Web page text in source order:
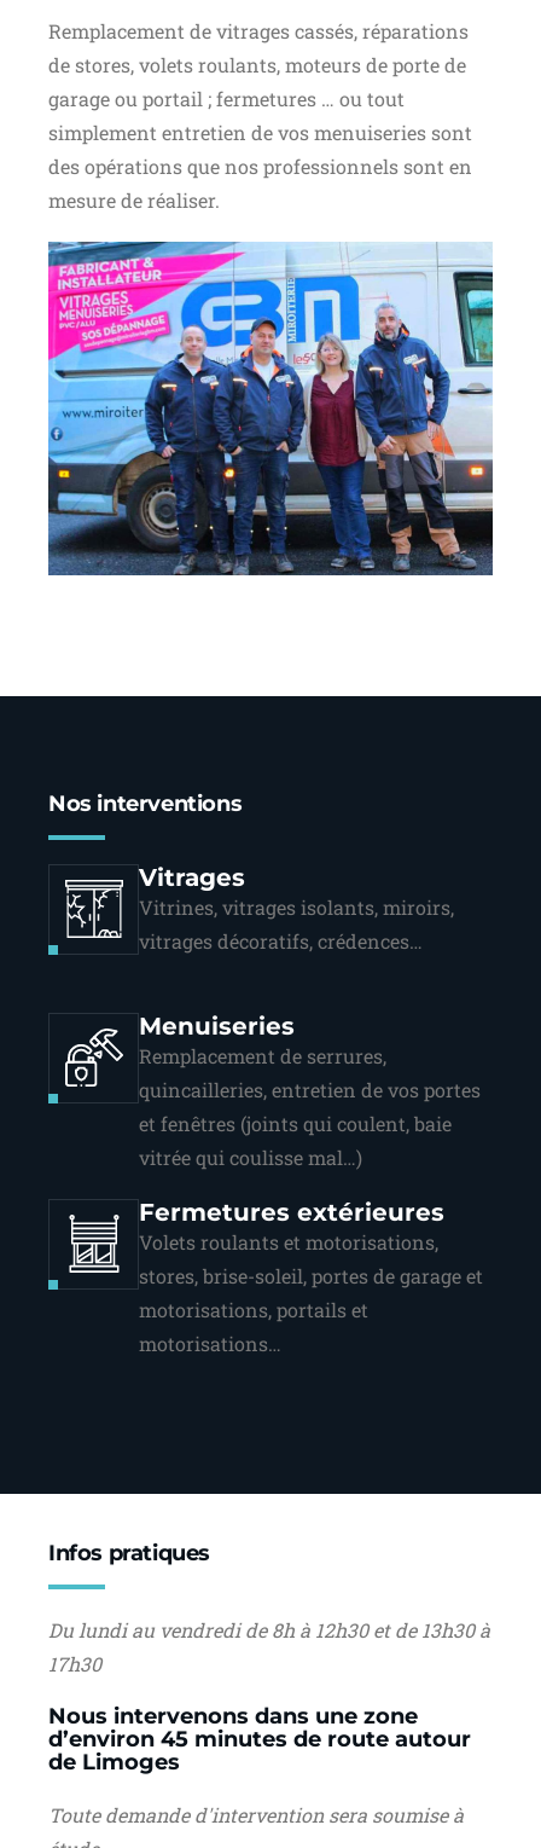
Remplacement de vitrages cassés, réparations
de stores, volets roulants, moteurs de porte de
garage ou portail ; fermetures … ou tout
simplement entretien de vos menuiseries sont
des opérations que nos professionnels sont en
mesure de réaliser.
Nos interventions
Vitrages
Vitrines, vitrages isolants, miroirs,
vitrages décoratifs, crédences…
Menuiseries
Remplacement de serrures,
quincailleries, entretien de vos portes
et fenêtres (joints qui coulent, baie
vitrée qui coulisse mal…)
Fermetures extérieures
Volets roulants et motorisations,
stores, brise-soleil, portes de garage et
motorisations, portails et
motorisations…
Infos pratiques
Du lundi au vendredi de 8h à 12h30 et de 13h30 à
17h30
Nous intervenons dans une zone
d’environ 45 minutes de route autour
de Limoges
Toute demande d'intervention sera soumise à